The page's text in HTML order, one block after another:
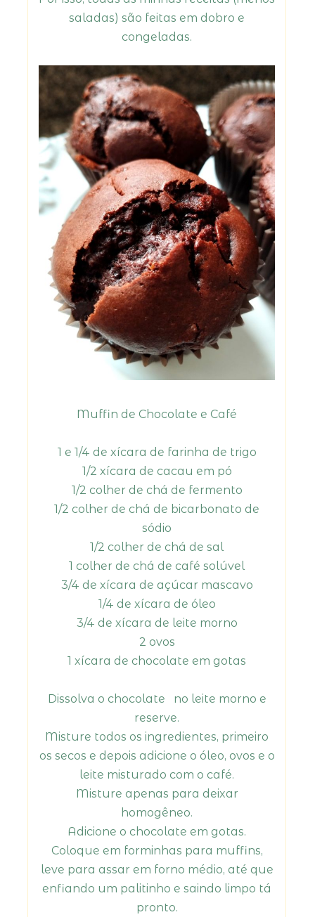
saladas) são feitas em dobro e
congeladas.
Muffin de Chocolate e Café
1 e 1/4 de xícara de farinha de trigo
1/2 xícara de cacau em pó
1/2 colher de chá de fermento
1/2 colher de chá de bicarbonato de
sódio
1/2 colher de chá de sal
1 colher de chá de café solúvel
3/4 de xícara de açúcar mascavo
1/4 de xícara de óleo
3/4 de xícara de leite morno
2 ovos
1 xícara de chocolate em gotas
Dissolva o chocolate no leite morno e
reserve.
Misture todos os ingredientes, primeiro
os secos e depois adicione o óleo, ovos e o
leite misturado com o café.
Misture apenas para deixar
homogêneo.
Adicione o chocolate em gotas.
Coloque em forminhas para muffins,
leve para assar em forno médio, até que
enfiando um palitinho e saindo limpo tá
pronto.